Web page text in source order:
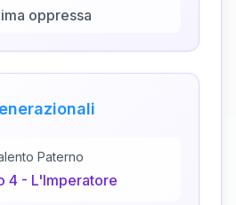
oppressa
Paterno
4 - L'Imperatore